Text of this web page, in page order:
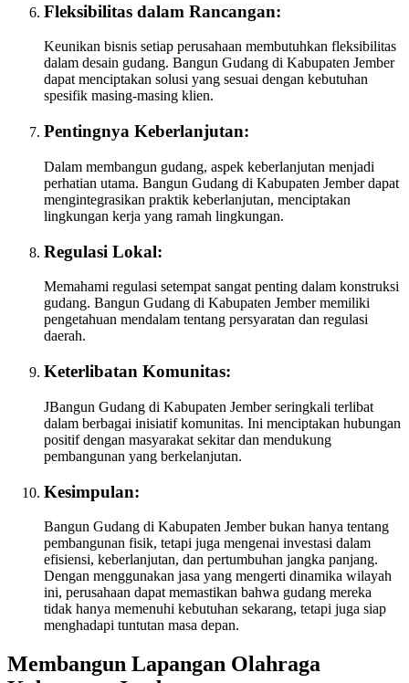
Fleksibilitas dalam Rancangan:
Keunikan bisnis setiap perusahaan membutuhkan fleksibilitas
dalam desain gudang. Bangun Gudang di Kabupaten Jember
dapat menciptakan solusi yang sesuai dengan kebutuhan
spesifik masing-masing klien.
Pentingnya Keberlanjutan:
Dalam membangun gudang, aspek keberlanjutan menjadi
perhatian utama. Bangun Gudang di Kabupaten Jember dapat
mengintegrasikan praktik keberlanjutan, menciptakan
lingkungan kerja yang ramah lingkungan.
Regulasi Lokal:
Memahami regulasi setempat sangat penting dalam konstruksi
gudang. Bangun Gudang di Kabupaten Jember memiliki
pengetahuan mendalam tentang persyaratan dan regulasi
daerah.
Keterlibatan Komunitas:
JBangun Gudang di Kabupaten Jember seringkali terlibat
dalam berbagai inisiatif komunitas. Ini menciptakan hubungan
positif dengan masyarakat sekitar dan mendukung
pembangunan yang berkelanjutan.
Kesimpulan:
Bangun Gudang di Kabupaten Jember bukan hanya tentang
pembangunan fisik, tetapi juga mengenai investasi dalam
efisiensi, keberlanjutan, dan pertumbuhan jangka panjang.
Dengan menggunakan jasa yang mengerti dinamika wilayah
ini, perusahaan dapat memastikan bahwa gudang mereka
tidak hanya memenuhi kebutuhan sekarang, tetapi juga siap
menghadapi tuntutan masa depan.
Membangun Lapangan Olahraga